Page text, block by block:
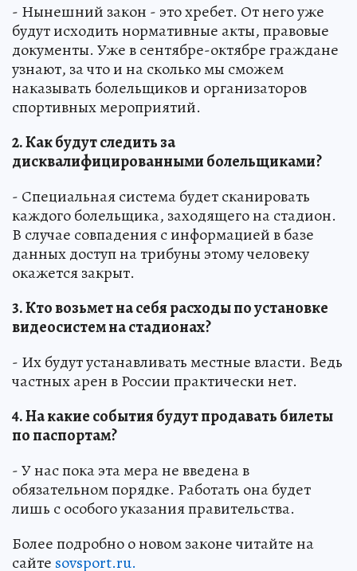
- Нынешний закон - это хребет. От него уже
будут исходить нормативные акты, правовые
документы. Уже в сентябре-октябре граждане
узнают, за что и на сколько мы сможем
наказывать болельщиков и организаторов
спортивных мероприятий.
2. Как будут следить за
дисквалифицированными болельщиками?
- Специальная система будет сканировать
каждого болельщика, заходящего на стадион.
В случае совпадения с информацией в базе
данных доступ на трибуны этому человеку
окажется закрыт.
3. Кто возьмет на себя расходы по установке
видеосистем на стадионах?
- Их будут устанавливать местные власти. Ведь
частных арен в России практически нет.
4. На какие события будут продавать билеты
по паспортам?
- У нас пока эта мера не введена в
обязательном порядке. Работать она будет
лишь с особого указания правительства.
Более подробно о новом законе читайте на
сайте sovsport.ru.